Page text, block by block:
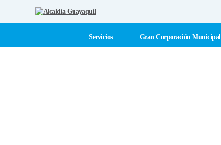
Servicios
Gran Corporación Municipal